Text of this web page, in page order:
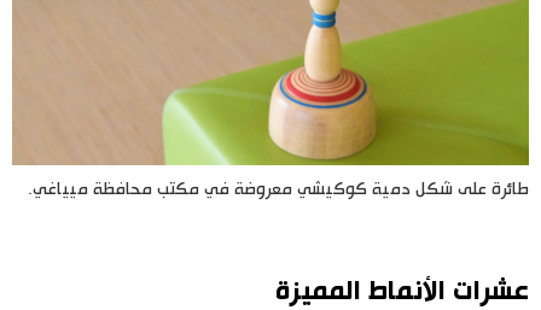
طائرة على شكل دمية كوكيشي معروضة في مكتب محافظة ميياغي.
عشرات الأنماط المميزة